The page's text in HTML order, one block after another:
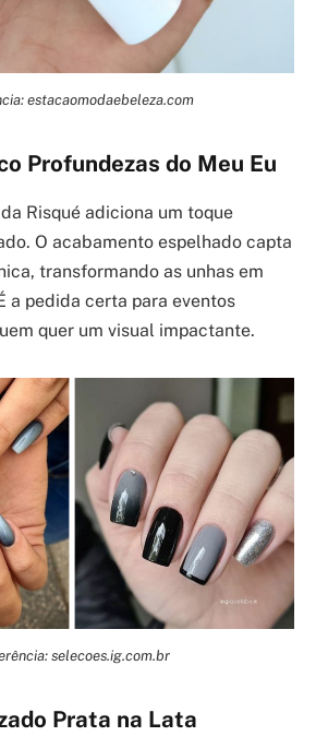
estacaomodaebeleza.com
Profundezas do Meu Eu
Risqué adiciona um toque
O acabamento espelhado capta
transformando as unhas em
a pedida certa para eventos
quer um visual impactante.
selecoes.ig.com.br
Prata na Lata